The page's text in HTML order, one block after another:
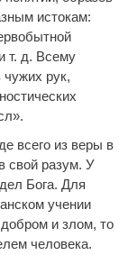
истокам:
т. д. Всему
чужих рук,
всего из веры в
свой разум. У
Бога. Для
учении
и злом, то
человека.